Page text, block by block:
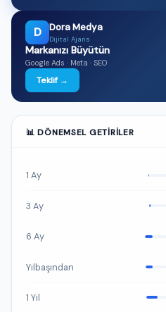
D Dora Medya
Dijital Ajans
Markanızı Büyütün
Google Ads · Meta · SEO
Teklif →
📊 DÖNEMSEL GETIRILER
1 Ay
3 Ay
6 Ay
Yılbaşından
1 Yıl